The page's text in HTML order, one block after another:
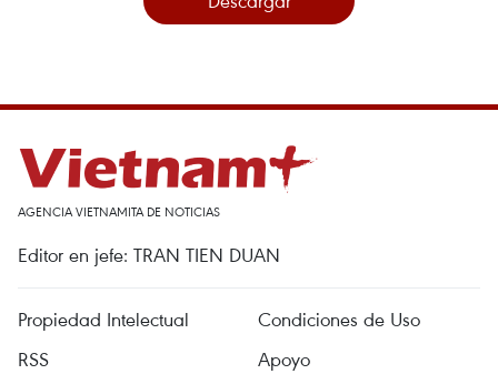
AGENCIA VIETNAMITA DE NOTICIAS
Editor en jefe: TRAN TIEN DUAN
Propiedad Intelectual
Condiciones de Uso
RSS
Apoyo